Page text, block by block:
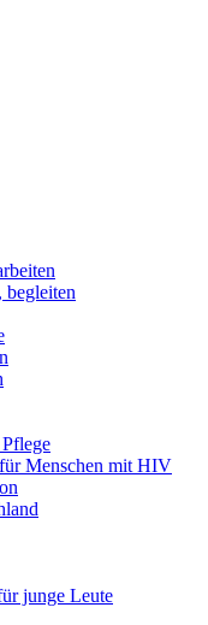
begleiten
Menschen mit HIV
junge Leute